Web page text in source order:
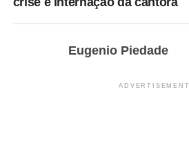
Eugenio Piedade
ADVERTISEMENT